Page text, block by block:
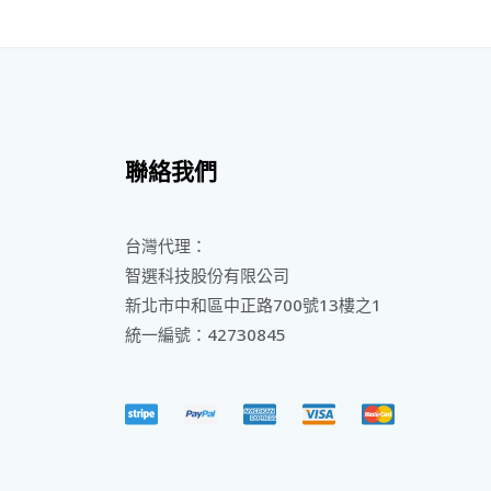
聯絡我們
台灣代理：
智選科技股份有限公司
新北市中和區中正路700號13樓之1
統一編號：42730845